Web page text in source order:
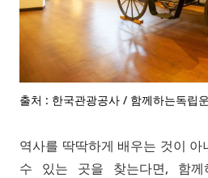
출처 : 한국관광공사 / 함께하는독립
역사를 딱딱하게 배우는 것이
수 있는 곳을 찾는다면, 함께